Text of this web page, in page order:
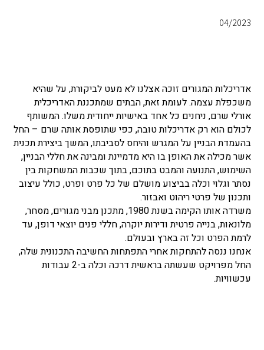
04/2023
אדריכלות המגורים זוכה אצלנו לא מעט לביקורת, על שהיא
משכפלת עצמה. לעומת זאת, הבתים שמתכננת האדריכלית
אורלי שרם, ניחנים כל אחד באישיות ייחודית משלו. המשותף
לכולם הוא רק אדריכלות טובה, כפי שתופסת אותה שרם – החל
בהעמדת הבניין על המגרש והיחס לסביבתו, המשך ביצירת תכנית
אשר מכילה את האופן בו היא מדמיינת ומבינה את חללי הבניין,
השימוש, התנועה והמבט בתוכם, בתוך שכבות המשחקות בין
נסתר וגלוי וכלה בביצוע מושלם של כל פרט ופרט, כולל עיצוב
ותכנון של פרטי ריהוט ואבזור.
משרדה אותו הקימה בשנת 1980, מתכנן מבני מגורים, מסחר,
מלונאות, בנייה פרטית ודירות יוקרה, חללי פנים יוצאי דופן, עד
לרמת הפרט וכל זה בארץ ובעולם.
אנחנו ננסה להתחקות אחרי התפתחות החשיבה התכנונית שלה,
החל מפרויקט שעשתה בראשית דרכה וכלה ב-2 עבודות
עכשוויות.